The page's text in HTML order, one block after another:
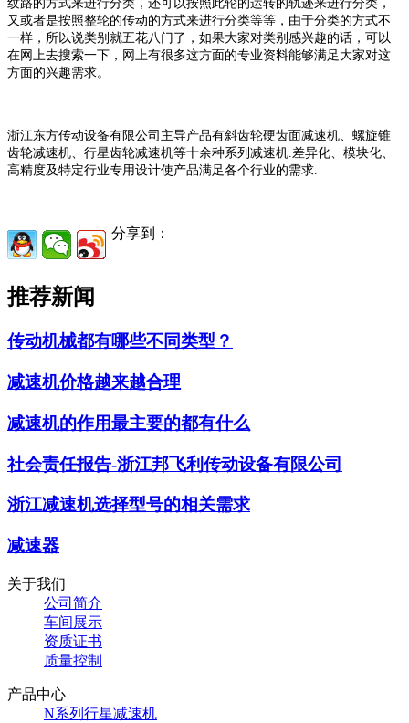
纹路的方式来进行分类，还可以按照此轮的运转的轨迹来进行分类，
又或者是按照整轮的传动的方式来进行分类等等，由于分类的方式不
一样，所以说类别就五花八门了，如果大家对类别感兴趣的话，可以
在网上去搜索一下，网上有很多这方面的专业资料能够满足大家对这
方面的兴趣需求。
浙江东方传动设备有限公司主导产品有斜齿轮硬齿面减速机、螺旋锥
齿轮减速机、行星齿轮减速机等十余种系列减速机 .差异化、模块化、
高精度及特定行业专用设计使产品满足各个行业的需求.
分享到：
推荐新闻
传动机械都有哪些不同类型？
减速机价格越来越合理
减速机的作用最主要的都有什么
社会责任报告-浙江邦飞利传动设备有限公司
浙江减速机选择型号的相关需求
减速器
关于我们
公司简介
车间展示
资质证书
质量控制
产品中心
N系列行星减速机